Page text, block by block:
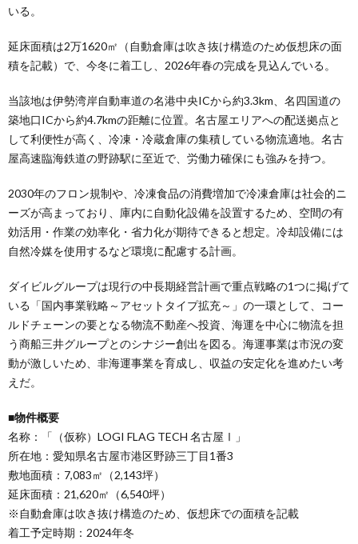
いる。
延床面積は2万1620㎡（自動倉庫は吹き抜け構造のため仮想床の面
積を記載）で、今冬に着工し、2026年春の完成を見込んでいる。
当該地は伊勢湾岸自動車道の名港中央ICから約3.3km、名四国道の
築地口ICから約4.7kmの距離に位置。名古屋エリアへの配送拠点と
して利便性が高く、冷凍・冷蔵倉庫の集積している物流適地。名古
屋高速臨海鉄道の野跡駅に至近で、労働力確保にも強みを持つ。
2030年のフロン規制や、冷凍食品の消費増加で冷凍倉庫は社会的ニ
ーズが高まっており、庫内に自動化設備を設置するため、空間の有
効活用・作業の効率化・省力化が期待できると想定。冷却設備には
自然冷媒を使用するなど環境に配慮する計画。
ダイビルグループは現行の中長期経営計画で重点戦略の1つに掲げて
いる「国内事業戦略～アセットタイプ拡充～」の一環として、コー
ルドチェーンの要となる物流不動産へ投資、海運を中心に物流を担
う商船三井グループとのシナジー創出を図る。海運事業は市況の変
動が激しいため、非海運事業を育成し、収益の安定化を進めたい考
えだ。
■物件概要
名称：「（仮称）LOGI FLAG TECH 名古屋Ⅰ」
所在地：愛知県名古屋市港区野跡三丁目1番3
敷地面積：7,083㎡（2,143坪）
延床面積：21,620㎡（6,540坪）
※自動倉庫は吹き抜け構造のため、仮想床での面積を記載
着工予定時期：2024年冬